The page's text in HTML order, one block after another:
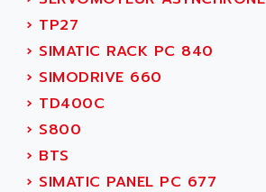
AC SERVO
AXODYN
SMD
8200 VECTOR
GP2000 SERIE
SMARTDRIVE VF1000
AMPHENOL
AMPIRE
AMPLICON
AMRI-KSB
AMSAMOTION
AMX
› TP27
› SIMATIC RACK PC 840
› SIMODRIVE 660
› TD400C
› S800
› BTS
› SIMATIC PANEL PC 677